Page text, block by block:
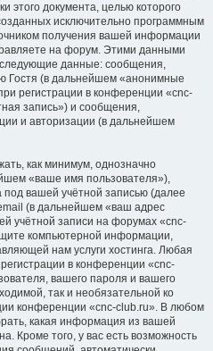
этого документа, целью которого
исключительно программным
получения вашей информации
на форум. Этими данными
данные: сообщения,
Гостя (в дальнейшем «анонимные
регистрации в конференции «cnc-
запись») и сообщения,
и авторизации (в дальнейшем
как минимум, однозначно
«ваше имя пользователя»),
вашей учётной записью (далее
(в дальнейшем «ваш адрес
учётной записи на форумах «cnc-
компьютерной информации,
нам услуги хостинга. Любая
в конференции «cnc-
вашего пароля и вашего
так и необязательной ко
конференции «cnc-club.ru». В любом
какая информация из вашей
Кроме того, у вас есть возможность